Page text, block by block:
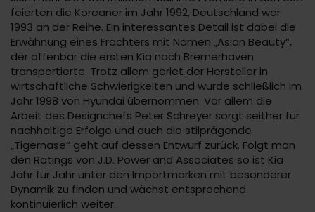
feierten die Koreaner im Jahr 1992, Deutschland war
1993 an der Reihe. Ein interessantes Detail ist dabei die
Erwähnung eines Frachters mit Namen „Asian Beauty“,
der offenbar die ersten Kia nach Bremerhaven
transportierte. Trotz allem geriet der Hersteller in
wirtschaftliche Schwierigkeiten und wurde schließlich im
Jahr 1998 von Hyundai übernommen. Vor allem die
Arbeit des Designchefs Peter Schreyer sorgt seither für
nachhaltige Erfolge und auch die stilprägende
„Tigernase“ geht auf dessen Entwurf zurück. Folgt man
den Ratings von J.D. Power and Associates so ist Kia
Jahr für Jahr unter den Importmarken mit besonderer
Dynamik zu finden und wächst entsprechend
kontinuierlich weiter.